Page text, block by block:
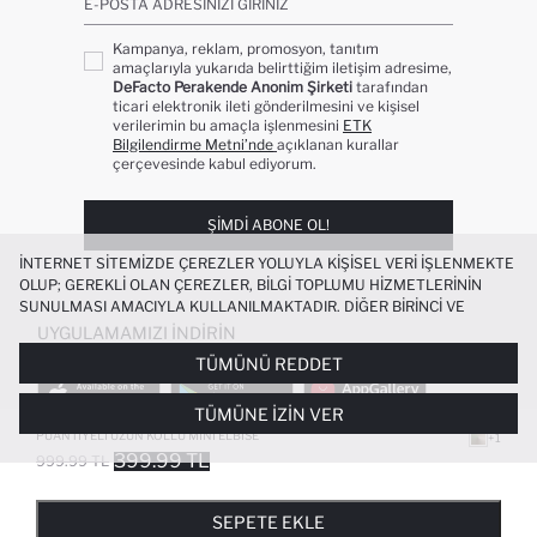
PUANTIYELI UZUN KOLLU MINI ELBISE
999.99 TL 399.99 TL
+1
SEPETE EKLE
E-POSTA ADRESINIZI GIRINIZ
Kampanya, reklam, promosyon, tanıtım
amaçlarıyla yukarıda belirttiğim iletişim adresime,
DeFacto Perakende Anonim Şirketi tarafından
ticari elektronik ileti gönderilmesini ve kişisel
verilerimin bu amaçla işlenmesini ETK
Bilgilendirme Metni’nde açıklanan kurallar
çerçevesinde kabul ediyorum.
ŞIMDI ABONE OL!
UYGULAMAMIZI İNDIRIN
POPÜLER KATEGORILER
KADIN BEYAZ TIŞÖRT
İNTERNET SITEMIZDE ÇEREZLER YOLUYLA KIŞISEL VERI IŞLENMEKTE
OLUP; GEREKLI OLAN ÇEREZLER, BILGI TOPLUMU HIZMETLERININ
SUNULMASI AMACIYLA KULLANILMAKTADIR. DIĞER BIRINCI VE
ÜÇÜNCÜ TARAF ÇEREZLER ISE SIZE DAHA IYI BIR ALIŞVERIŞ
DENEYIMI SUNULABILMESI, SITEMIZIN DAHA IŞLEVSEL KILINMASI VE
KIŞISELLEŞTIRMESI VE AÇIK RIZA VERMENIZ HALINDE, SIZLERE
YÖNELIK PAZARLAMA FAALIYETLERININ YAPILMASI AMAÇLARIYLA
SINIRLI OLARAK KULLANILACAKTIR. ÇEREZLERE DAIR TERCIHLERINIZI
ÇEREZ TERCIHLERIPANELI ARACILIĞIYLA HER ZAMAN YÖNETEBILIR,
ÇEREZLERLE ILGILI DAHA DETAYLI BILGIYE
TÜMÜNÜ REDDET
TÜMÜNE İZIN VER